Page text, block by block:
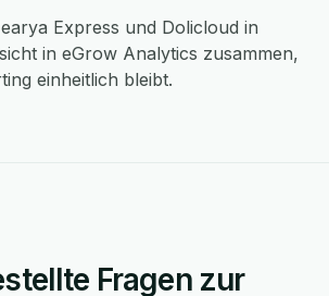
Express und Dolicloud in
in eGrow Analytics zusammen,
einheitlich bleibt.
Fragen zur